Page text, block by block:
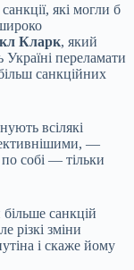
які могли б
Кларк, який
переламати
санкційних
всілякі
—
собі — тільки
санкцій
різкі зміни
і скаже йому